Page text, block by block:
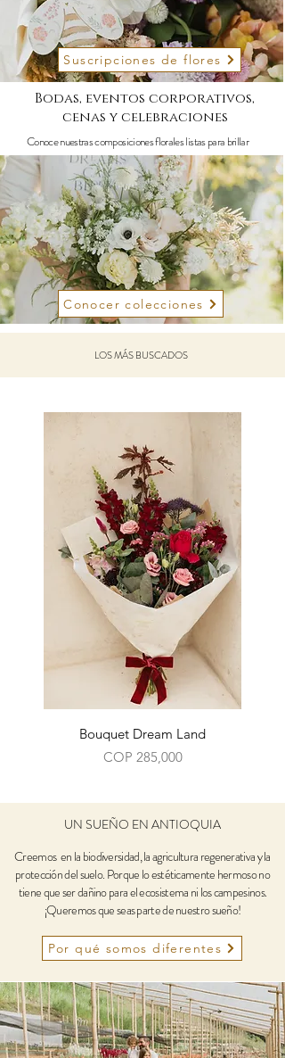
Suscripciones de flores
Bodas, eventos corporativos,
cenas y celebraciones
Conoce nuestras composiciones florales listas para brillar
Conocer colecciones
LOS MÁS BUSCADOS
Bouquet Dream Land
Price
COP 285,000
UN SUEÑO EN ANTIOQUIA
Creemos en la biodiversidad, la agricultura regenerativa y la
protección del suelo. Porque lo estéticamente hermoso no
tiene que ser dañino para el ecosistema ni los campesinos.
¡Queremos que seas parte de nuestro sueño!
Por qué somos diferentes